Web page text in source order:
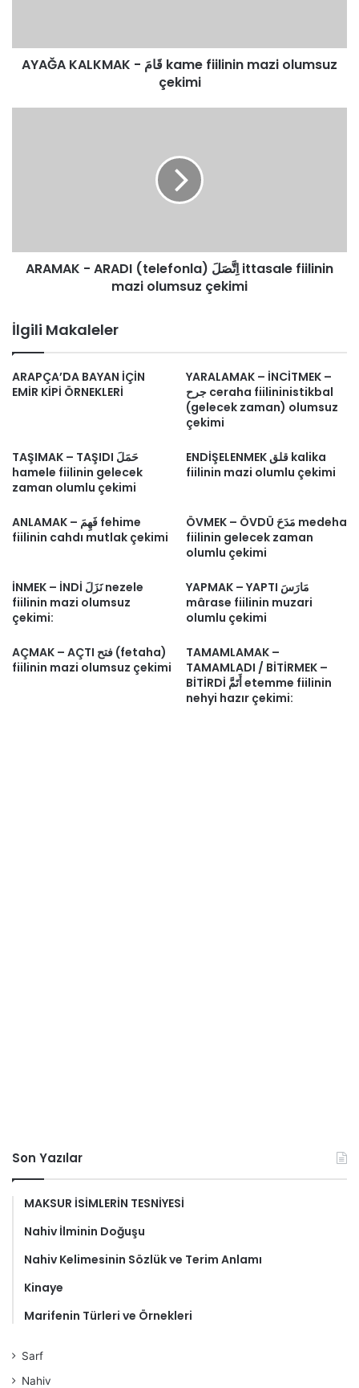
çekimi
AYAĞA KALKMAK - قَامَ kame fiilinin mazi olumsuz
çekimi
olumsuz
çekimi
ARAMAK - ARADI (telefonla) اِتَّصَلَ ittasale fiilinin
mazi olumsuz çekimi
İlgili Makaleler
ARAPÇA’DA BAYAN İÇİN
EMİR KİPİ ÖRNEKLERİ
YARALAMAK – İNCİTMEK –
جرح ceraha fiilininistikbal
(gelecek zaman) olumsuz
çekimi
TAŞIMAK – TAŞIDI حَمَلَ
hamele fiilinin gelecek
zaman olumlu çekimi
ENDİŞELENMEK قلق kalika
fiilinin mazi olumlu çekimi
ANLAMAK – فَهِمَ fehime
fiilinin cahdı mutlak çekimi
ÖVMEK – ÖVDÜ مَدَحَ medeha
fiilinin gelecek zaman
olumlu çekimi
İNMEK – İNDİ نَزَلَ nezele
fiilinin mazi olumsuz
çekimi:
YAPMAK – YAPTI مَارَسَ
mârase fiilinin muzari
olumlu çekimi
AÇMAK – AÇTI فتح (fetaha)
fiilinin mazi olumsuz çekimi
TAMAMLAMAK –
TAMAMLADI / BİTİRMEK –
BİTİRDİ أَتَمَّ etemme fiilinin
nehyi hazır çekimi:
Son Yazılar
MAKSUR İSİMLERİN TESNİYESİ
Nahiv İlminin Doğuşu
Nahiv Kelimesinin Sözlük ve Terim Anlamı
Kinaye
Marifenin Türleri ve Örnekleri
Sarf
Nahiv